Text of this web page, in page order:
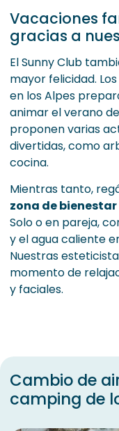
Vacaciones
gracias a
El Sunny Club
mayor felicidad.
en los Alpes
animar el verano de
proponen varias
divertidas, como
cocina.
Mientras tanto,
zona de bienestar
Solo o en pareja,
y el agua caliente
Nuestras
momento de
y faciales.
Cambio de
camping de